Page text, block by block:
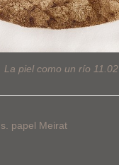
La piel como un río 11.02
papel Meirat